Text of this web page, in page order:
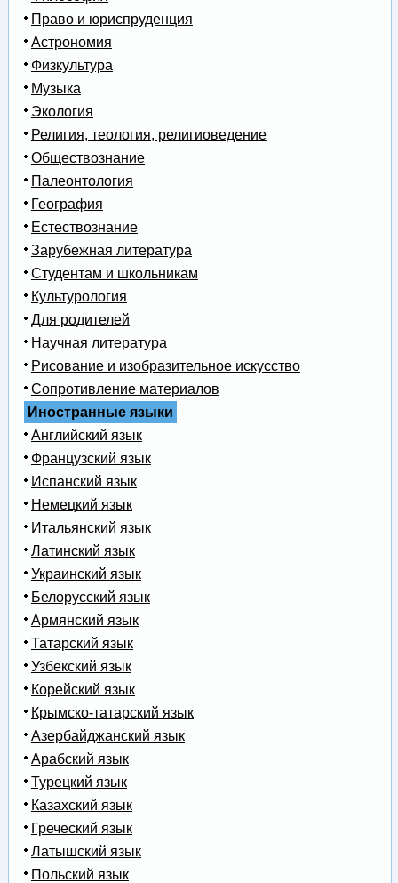
Право и юриспруденция
Астрономия
Физкультура
Музыка
Экология
Религия, теология, религиоведение
Обществознание
Палеонтология
География
Естествознание
Зарубежная литература
Студентам и школьникам
Культурология
Для родителей
Научная литература
Рисование и изобразительное искусство
Сопротивление материалов
Иностранные языки
Английский язык
Французский язык
Испанский язык
Немецкий язык
Итальянский язык
Латинский язык
Украинский язык
Белорусский язык
Армянский язык
Татарский язык
Узбекский язык
Корейский язык
Крымско-татарский язык
Азербайджанский язык
Арабский язык
Турецкий язык
Казахский язык
Греческий язык
Латышский язык
Польский язык